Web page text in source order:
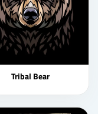
Tribal Bear